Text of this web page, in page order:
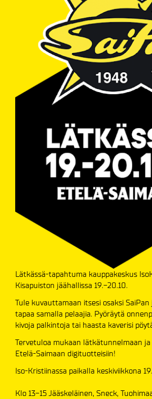
Lätkässä-tapahtuma kauppakeskus
Kisapuiston jäähallissa 19.-20.10.
Tule kuvauttamaan itsesi osaksi
tapaa samalla pelaajia. Pyöräytä
kivoja palkintoja tai haasta kaverisi
Tervetuloa mukaan lätkätunnelmaan
Etelä-Saimaan digituotteisiin!
Iso-Kristiinassa paikalla keskiviikkona
Klo 13-15 Jääskeläinen, Sneck,